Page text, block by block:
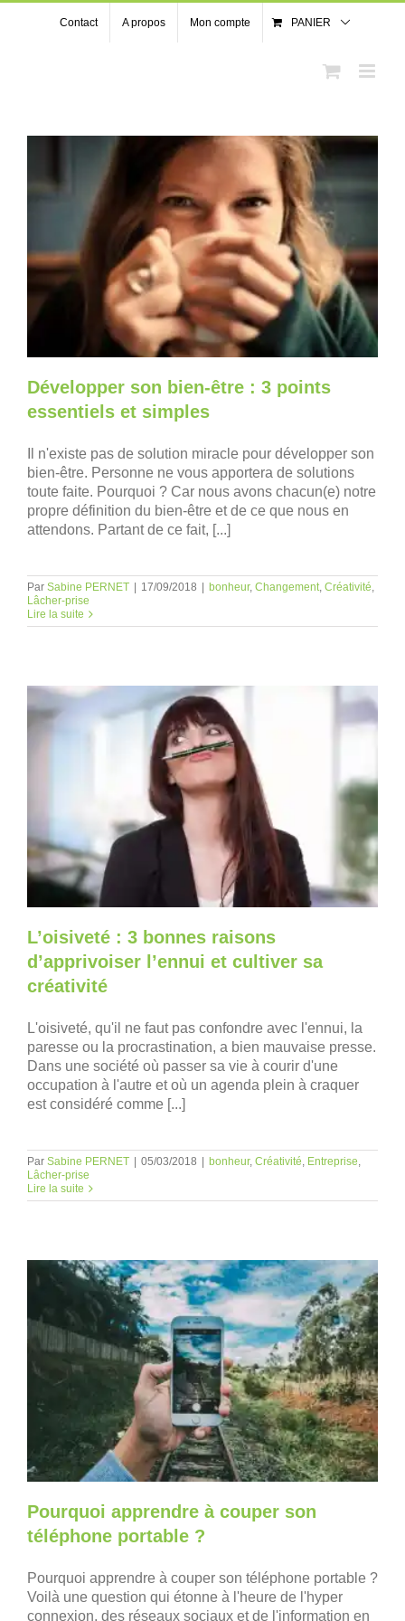
Contact A propos Mon compte PANIER
Développer son bien-être : 3 points
essentiels et simples
Il n'existe pas de solution miracle pour développer son
bien-être. Personne ne vous apportera de solutions
toute faite. Pourquoi ? Car nous avons chacun(e) notre
propre définition du bien-être et de ce que nous en
attendons. Partant de ce fait, [...]
Par Sabine PERNET 17/09/2018 bonheur, Changement, Créativité,
Lâcher-prise
Lire la suite
L’oisiveté : 3 bonnes raisons
d’apprivoiser l’ennui et cultiver sa
créativité
L'oisiveté, qu'il ne faut pas confondre avec l'ennui, la
paresse ou la procrastination, a bien mauvaise presse.
Dans une société où passer sa vie à courir d'une
occupation à l'autre et où un agenda plein à craquer
est considéré comme [...]
Par Sabine PERNET | 05/03/2018 | bonheur, Créativité, Entreprise,
Lâcher-prise
Lire la suite
Pourquoi apprendre à couper son
téléphone portable ?
Pourquoi apprendre à couper son téléphone portable ?
Voilà une question qui étonne à l'heure de l'hyper
connexion, des réseaux sociaux et de l'information en